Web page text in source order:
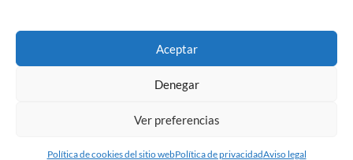
Aceptar
Denegar
Ver preferencias
Política de cookies del sitio webPolítica de privacidadAviso legal
Desarrollado porPlaneayOshito